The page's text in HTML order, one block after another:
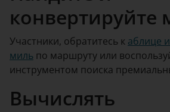
конвертируйте
Участники, обратитесь к аблице
миль по маршруту или
инструментом поиска
Вычислять